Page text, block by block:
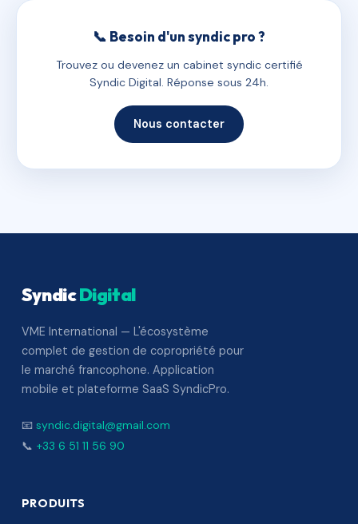
📞 Besoin d'un syndic pro ?
Trouvez ou devenez un cabinet syndic certifié
Syndic Digital. Réponse sous 24h.
Nous contacter
SyndicDigital
VME International — L'écosystème
complet de gestion de copropriété pour
le marché francophone. Application
mobile et plateforme SaaS SyndicPro.
📧 syndic.digital@gmail.com
📞 +33 6 51 11 56 90
PRODUITS